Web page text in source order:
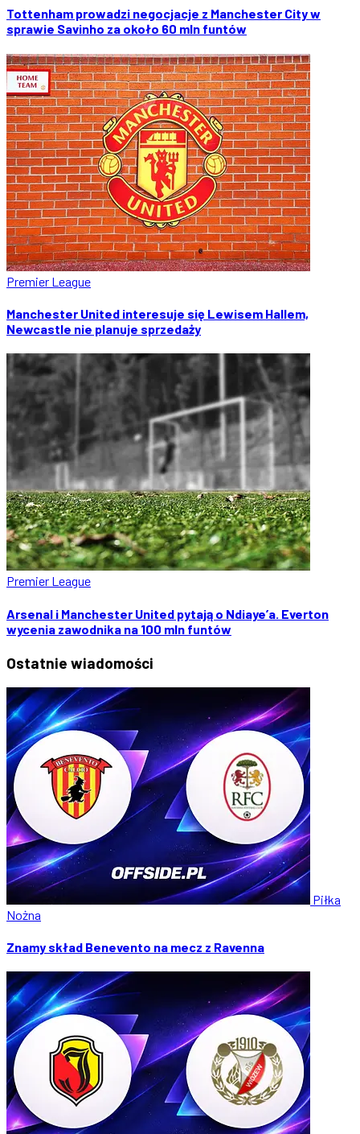
Tottenham prowadzi negocjacje z Manchester City w
sprawie Savinho za około 60 mln funtów
Premier League
Manchester United interesuje się Lewisem Hallem,
Newcastle nie planuje sprzedaży
Premier League
Arsenal i Manchester United pytają o Ndiaye’a. Everton
wycenia zawodnika na 100 mln funtów
Ostatnie wiadomości
Piłka
Nożna
Znamy skład Benevento na mecz z Ravenna